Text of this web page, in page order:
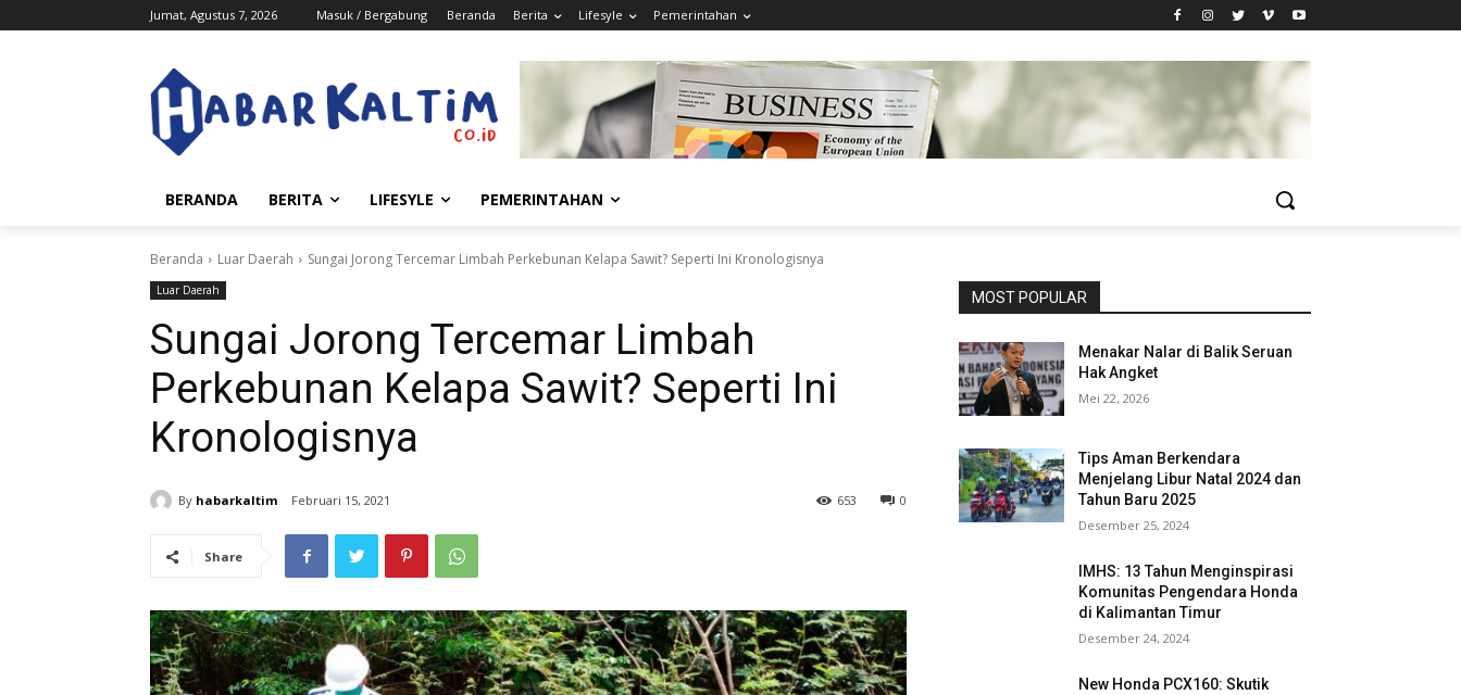
Jumat, Agustus 7, 2026 Masuk / Bergabung Beranda Berita Lifesyle Pemerintahan
BERANDA BERITA LIFESYLE PEMERINTAHAN
Beranda Luar Daerah Sungai Jorong Tercemar Limbah Perkebunan Kelapa Sawit? Seperti Ini Kronologisnya
Luar Daerah
Sungai Jorong Tercemar Limbah
Perkebunan Kelapa Sawit? Seperti Ini
Kronologisnya
By habarkaltim Februari 15, 2021 0
653
Share
MOST POPULAR
Menakar Nalar di Balik Seruan
Hak Angket
Mei 22, 2026
Tips Aman Berkendara
Menjelang Libur Natal 2024 dan
Tahun Baru 2025
Desember 25, 2024
IMHS: 13 Tahun Menginspirasi
Komunitas Pengendara Honda
di Kalimantan Timur
Desember 24, 2024
New Honda PCX160: Skutik